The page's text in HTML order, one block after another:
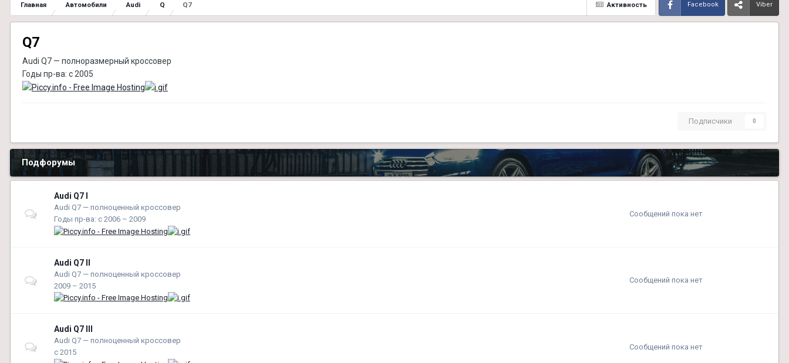
Активность
Главная Автомобили Audi Q Q7 Facebook Viber
Q7
Audi Q7 — полноразмерный кроссовер
Годы пр-ва: с 2005
Подписчики 0
Подфорумы
Audi Q7 І
Audi Q7 — полноценный кроссовер
Годы пр-ва: с 2006 – 2009
Сообщений пока нет
Audi Q7 ІІ
Audi Q7 — полноценный кроссовер
2009 – 2015
Сообщений пока нет
Audi Q7 ІІІ
Audi Q7 — полноценный кроссовер
c 2015
Сообщений пока нет